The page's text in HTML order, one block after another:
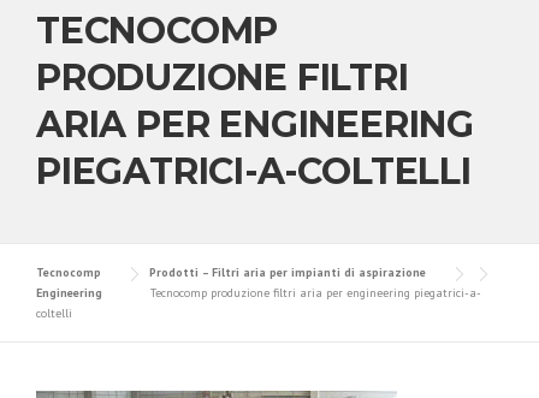
TECNOCOMP
PRODUZIONE FILTRI
ARIA PER ENGINEERING
PIEGATRICI-A-COLTELLI
Tecnocomp
Prodotti – Filtri aria per impianti di aspirazione
Engineering
Tecnocomp produzione filtri aria per engineering piegatrici-a-
coltelli